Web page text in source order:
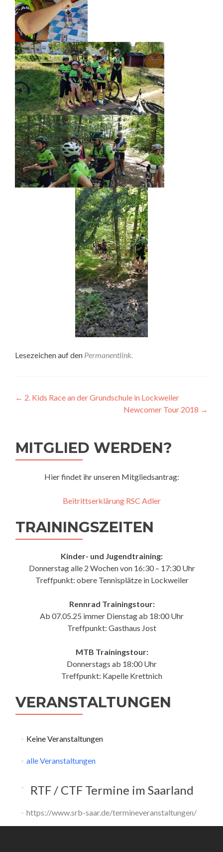
Lesezeichen auf den Permanentlink.
Beitragsnavigation
← 2. Kids Race an der Grundschule in Lockweiler
Newcomer Tour 2018 →
MITGLIED WERDEN?
Hier findet ihr unseren Mitgliedsantrag:
Beitrittserklärung RSC Adler
TRAININGSZEITEN
Kinder- und Jugendtraining:
Donnerstag alle 2 Wochen von 16:30 – 17:30 Uhr
Treffpunkt: obere Tennisplätze in Lockweiler
Rennrad Trainingstour:
Ab 07.05.25 immer Dienstag ab 18:00 Uhr
Treffpunkt: Gasthaus Jost
MTB Trainingstour:
Donnerstags ab 18:00 Uhr
Treffpunkt: Kapelle Krettnich
VERANSTALTUNGEN
Keine Veranstaltungen
alle Veranstaltungen
RTF / CTF Termine im Saarland
https://www.srb-saar.de/termineveranstaltungen/